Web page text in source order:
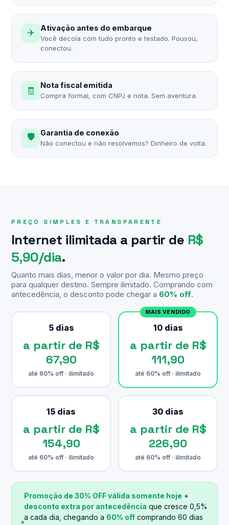
✈️ Ativação antes do embarque
Você decola com tudo pronto e testado. Pousou,
conectou.
🧾 Nota fiscal emitida
Compra formal, com CNPJ e nota. Sem aventura.
🛡️ Garantia de conexão
Não conectou e não resolvemos? Dinheiro de volta.
PREÇO SIMPLES E TRANSPARENTE
Internet ilimitada a partir de R$
5,90/dia.
Quanto mais dias, menor o valor por dia. Mesmo preço
para qualquer destino. Sempre ilimitado. Comprando com
antecedência, o desconto pode chegar a 60% off.
5 dias
a partir de R$
67,90
até 60% off · ilimitado
MAIS VENDIDO
10 dias
a partir de R$
111,90
até 60% off · ilimitado
15 dias
a partir de R$
154,90
até 60% off · ilimitado
30 dias
a partir de R$
226,90
até 60% off · ilimitado
Promoção de 30% OFF válida somente hoje +
desconto extra por antecedência que cresce 0,5%
a cada dia, chegando a 60% off comprando 60 dias